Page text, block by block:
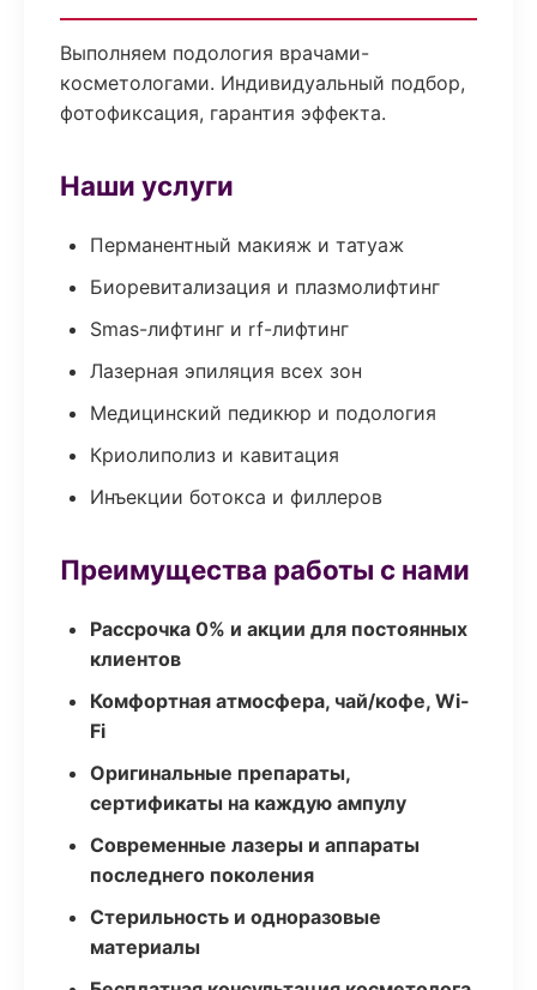
Выполняем подология врачами-
косметологами. Индивидуальный подбор,
фотофиксация, гарантия эффекта.
Наши услуги
Перманентный макияж и татуаж
Биоревитализация и плазмолифтинг
Smas-лифтинг и rf-лифтинг
Лазерная эпиляция всех зон
Медицинский педикюр и подология
Криолиполиз и кавитация
Инъекции ботокса и филлеров
Преимущества работы с нами
Рассрочка 0% и акции для постоянных
клиентов
Комфортная атмосфера, чай/кофе, Wi-
Fi
Оригинальные препараты,
сертификаты на каждую ампулу
Современные лазеры и аппараты
последнего поколения
Стерильность и одноразовые
материалы